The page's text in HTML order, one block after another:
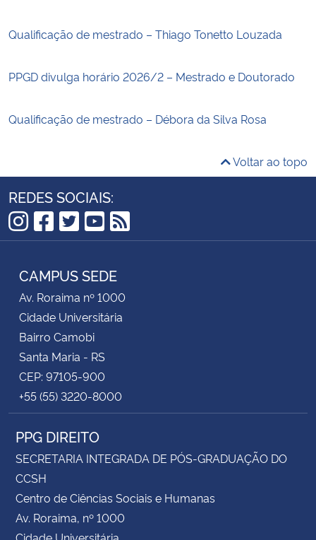
Qualificação de mestrado – Thiago Tonetto Louzada
PPGD divulga horário 2026/2 – Mestrado e Doutorado
Qualificação de mestrado – Débora da Silva Rosa
Voltar ao topo
REDES SOCIAIS:
Instagram
Facebook
Twitter
YouTube
RSS
CAMPUS SEDE
Av. Roraima nº 1000
Cidade Universitária
Bairro Camobi
Santa Maria - RS
CEP: 97105-900
+55 (55) 3220-8000
PPG DIREITO
SECRETARIA INTEGRADA DE PÓS-GRADUAÇÃO DO
CCSH
Centro de Ciências Sociais e Humanas
Av. Roraima, nº 1000
Cidade Universitária